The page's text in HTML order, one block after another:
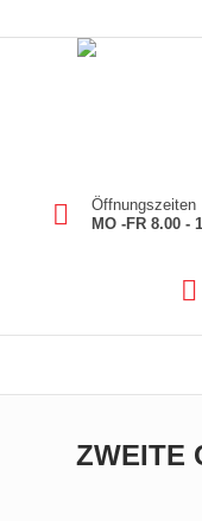
Öffnungszeiten
MO -FR 8.00 -
ZWEITE